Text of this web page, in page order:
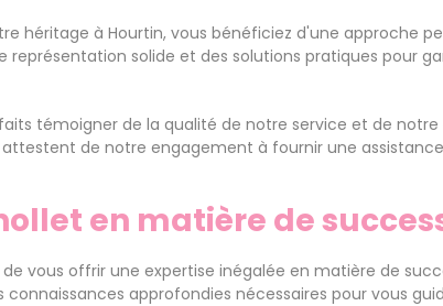
héritage à Hourtin, vous bénéficiez d'une approche
solide et des solutions pratiques pour
témoigner de la qualité de notre service et de
de notre engagement à fournir une
en matière de
vous offrir une expertise inégalée en matière de
approfondies nécessaires pour vous